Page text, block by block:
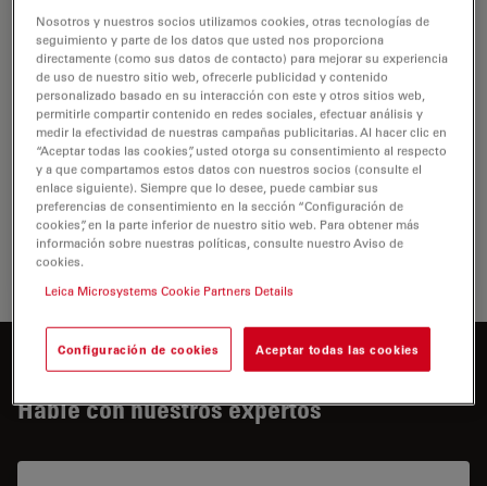
Aquí lo tiene
¿Desea saber más?
Hable con nuestros expertos
Nosotros y nuestros socios utilizamos cookies, otras tecnologías de
seguimiento y parte de los datos que usted nos proporciona
directamente (como sus datos de contacto) para mejorar su experiencia
de uso de nuestro sitio web, ofrecerle publicidad y contenido
personalizado basado en su interacción con este y otros sitios web,
permitirle compartir contenido en redes sociales, efectuar análisis y
medir la efectividad de nuestras campañas publicitarias. Al hacer clic en
“Aceptar todas las cookies”, usted otorga su consentimiento al respecto
y a que compartamos estos datos con nuestros socios (consulte el
enlace siguiente). Siempre que lo desee, puede cambiar sus
preferencias de consentimiento en la sección “Configuración de
cookies”, en la parte inferior de nuestro sitio web. Para obtener más
información sobre nuestras políticas, consulte nuestro Aviso de
cookies.
Leica Microsystems Cookie Partners Details
Configuración de cookies Aceptar todas las cookies